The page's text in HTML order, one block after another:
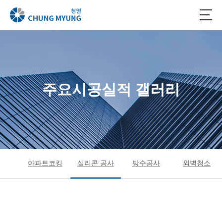
주요시공실적 갤러리
아파트코킹 실리콘 공사 방수공사 외벽청소